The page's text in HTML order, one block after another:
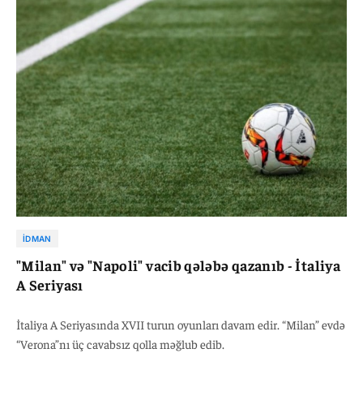
İDMAN
"Milan" və "Napoli" vacib qələbə qazanıb - İtaliya
A Seriyası
İtaliya A Seriyasında XVII turun oyunları davam edir. “Milan” evdə
“Verona”nı üç cavabsız qolla məğlub edib.